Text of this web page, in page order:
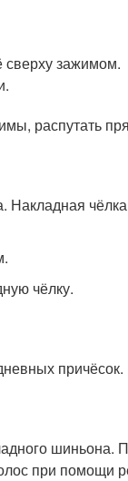
сверху зажимом.
распутать
Накладная
чёлку.
причёсок.
шиньона.
при помощи